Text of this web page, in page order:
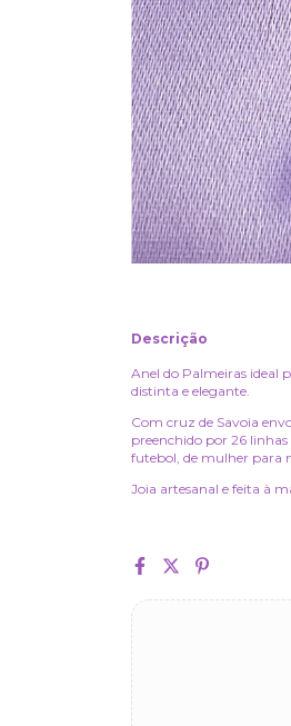
Descrição
Anel do Palmeiras ideal
distinta e elegante.
Com cruz de Savoia
preenchido por 26
futebol, de mulher para
Joia artesanal e feita à